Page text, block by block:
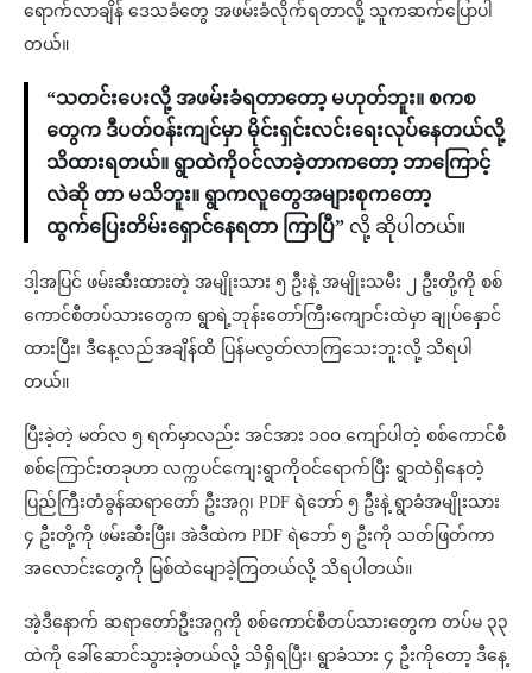
ရောက်လာချိန် ဒေသခံတွေ အဖမ်းခံလိုက်ရတာလို့ သူကဆက်ပြောပါ
တယ်။
“သတင်းပေးလို့ အဖမ်းခံရတာတော့ မဟုတ်ဘူး။ စကစ
တွေက ဒီပတ်ဝန်းကျင်မှာ မိုင်းရှင်းလင်းရေးလုပ်နေတယ်လို့
သိထားရတယ်။ ရွာထဲကိုဝင်လာခဲ့တာကတော့ ဘာကြောင့်
လဲဆို တာ မသိဘူး။ ရွာကလူတွေအများစုကတော့
ထွက်ပြေးတိမ်းရှောင်နေရတာ ကြာပြီ” လို့ ဆိုပါတယ်။
ဒါ့အပြင် ဖမ်းဆီးထားတဲ့ အမျိုးသား ၅ ဦးနဲ့ အမျိုးသမီး ၂ ဦးတို့ကို စစ်
ကောင်စီတပ်သားတွေက ရွာရဲ့ဘုန်းတော်ကြီးကျောင်းထဲမှာ ချုပ်နှောင်
ထားပြီး၊ ဒီနေ့လည်အချိန်ထိ ပြန်မလွတ်လာကြသေးဘူးလို့ သိရပါ
တယ်။
ပြီးခဲ့တဲ့ မတ်လ ၅ ရက်မှာလည်း အင်အား ၁၀၀ ကျော်ပါတဲ့ စစ်ကောင်စီ
စစ်ကြောင်းတခုဟာ လက္ကပင်ကျေးရွာကိုဝင်ရောက်ပြီး ရွာထဲရှိနေတဲ့
ပြည်ကြီးတံခွန်ဆရာတော် ဦးအဂ္ဂ၊ PDF ရဲဘော် ၅ ဦးနဲ့ ရွာခံအမျိုးသား
၄ ဦးတို့ကို ဖမ်းဆီးပြီး၊ အဲဒီထဲက PDF ရဲဘော် ၅ ဦးကို သတ်ဖြတ်ကာ
အလောင်းတွေကို မြစ်ထဲမျောခဲ့ကြတယ်လို့ သိရပါတယ်။
အဲ့ဒီနောက် ဆရာတော်ဦးအဂ္ဂကို စစ်ကောင်စီတပ်သားတွေက တပ်မ ၃၃
ထဲကို ခေါ်ဆောင်သွားခဲ့တယ်လို့ သိရှိရပြီး၊ ရွာခံသား ၄ ဦးကိုတော့ ဒီနေ့